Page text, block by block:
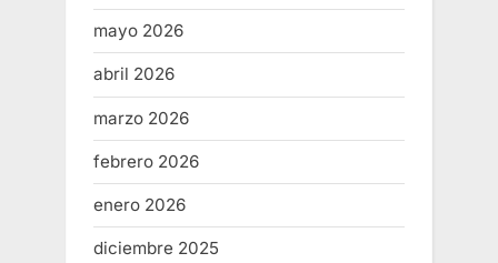
mayo 2026
abril 2026
marzo 2026
febrero 2026
enero 2026
diciembre 2025